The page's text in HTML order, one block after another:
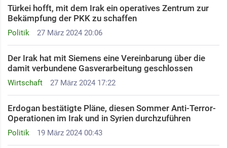
Politik 27 März 2024 20:06
Türkei hofft, mit dem Irak ein operatives Zentrum zur
Bekämpfung der PKK zu schaffen
Wirtschaft 27 März 2024 17:22
Der Irak hat mit Siemens eine Vereinbarung über die
damit verbundene Gasverarbeitung geschlossen
Politik 19 März 2024 00:43
Erdogan bestätigte Pläne, diesen Sommer Anti-Terror-
Operationen im Irak und in Syrien durchzuführen